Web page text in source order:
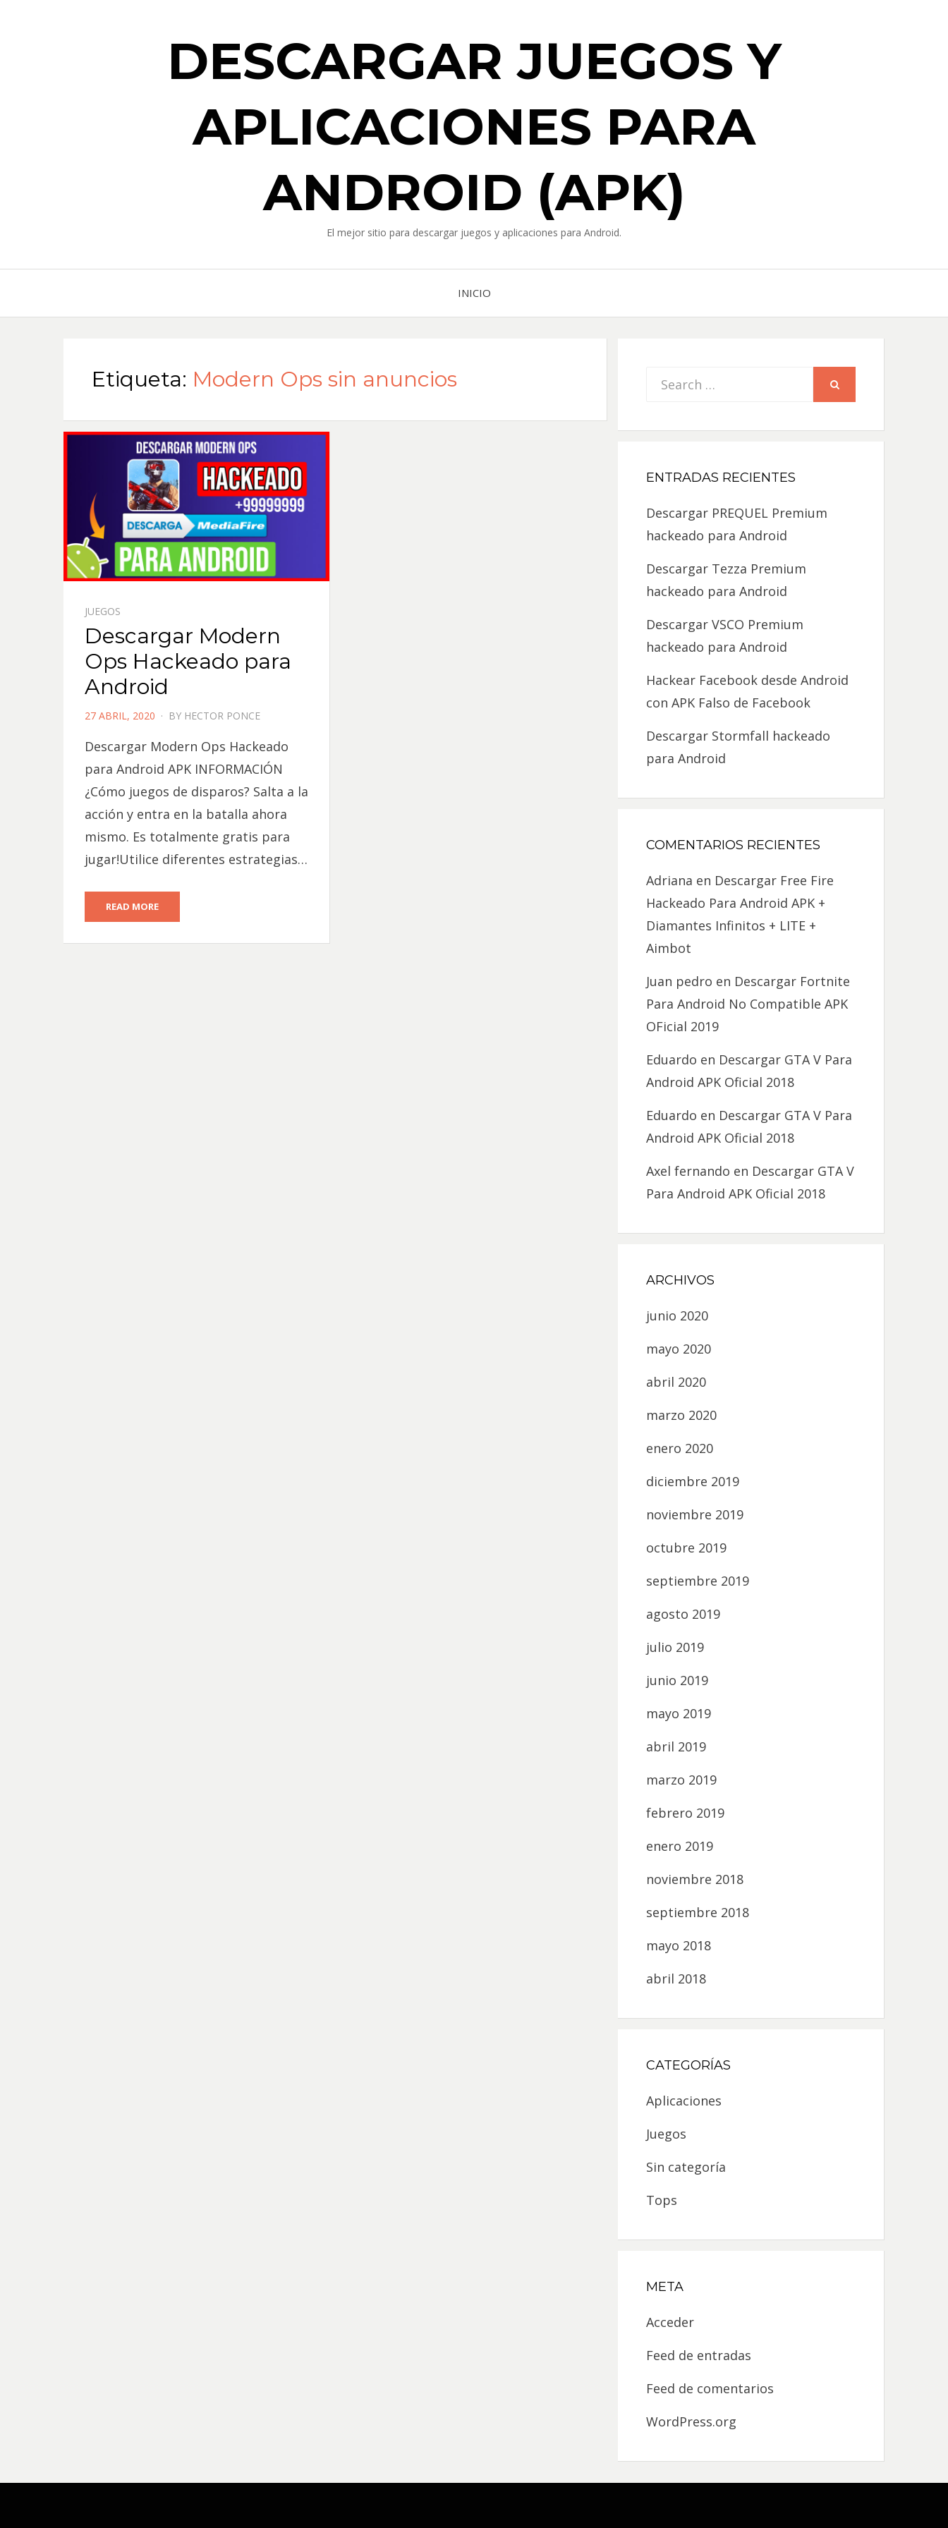
DESCARGAR JUEGOS Y
APLICACIONES PARA
ANDROID (APK)
El mejor sitio para descargar juegos y aplicaciones para Android.
INICIO
Etiqueta: Modern Ops sin anuncios
JUEGOS
Descargar Modern
Ops Hackeado para
Android
POSTED
27 ABRIL, 2020 BY HECTOR PONCE
Descargar Modern Ops Hackeado
para Android APK INFORMACIÓN
¿Cómo juegos de disparos? Salta a la
acción y entra en la batalla ahora
mismo. Es totalmente gratis para
jugar!Utilice diferentes estrategias…
READ MORE
Search
ENTRADAS RECIENTES
Descargar PREQUEL Premium
hackeado para Android
Descargar Tezza Premium
hackeado para Android
Descargar VSCO Premium
hackeado para Android
Hackear Facebook desde Android
con APK Falso de Facebook
Descargar Stormfall hackeado
para Android
COMENTARIOS RECIENTES
Adriana en Descargar Free Fire
Hackeado Para Android APK +
Diamantes Infinitos + LITE +
Aimbot
Juan pedro en Descargar Fortnite
Para Android No Compatible APK
OFicial 2019
Eduardo en Descargar GTA V Para
Android APK Oficial 2018
Eduardo en Descargar GTA V Para
Android APK Oficial 2018
Axel fernando en Descargar GTA V
Para Android APK Oficial 2018
ARCHIVOS
junio 2020
mayo 2020
abril 2020
marzo 2020
enero 2020
diciembre 2019
noviembre 2019
octubre 2019
septiembre 2019
agosto 2019
julio 2019
junio 2019
mayo 2019
abril 2019
marzo 2019
febrero 2019
enero 2019
noviembre 2018
septiembre 2018
mayo 2018
abril 2018
CATEGORÍAS
Aplicaciones
Juegos
Sin categoría
Tops
META
Acceder
Feed de entradas
Feed de comentarios
WordPress.org